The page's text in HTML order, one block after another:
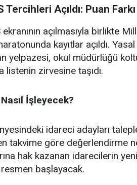
Tercihleri Açıldı: Puan
açılmasıyla birlikte
kayıtlar açıldı.
yelpazesi, okul müdürlüğü
listenin zirvesine taşıdı.
İşleyecek?
idareci adayları
takvime göre değerlendirme
hak kazanan idarecilerin
başlayacak.